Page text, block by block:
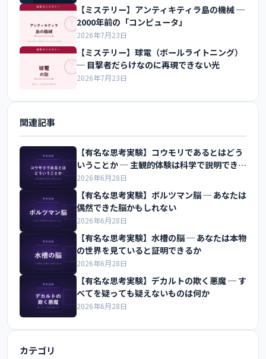
【ミステリー】アンティキティラ島の機械 ─
2000年前の「コンピュータ」
2026年7月23日
【ミステリー】球電（ボールライトニング）
─ 目撃者だらけなのに再現できない光
2026年7月23日
関連記事
【有名な思考実験】コウモリであるとはどう
いうことか ─ 主観的体験は科学で説明できる
か
2026年6月28日
【有名な思考実験】ボルツマン脳 ─ あなたは
偶然できた脳かもしれない
2026年6月28日
【有名な思考実験】水槽の脳 ─ あなたは本物
の世界を見ていると証明できるか
2026年6月28日
【有名な思考実験】デカルトの欺く悪魔 ─ す
べてを疑っても疑えないものは何か
2026年6月28日
カテゴリ